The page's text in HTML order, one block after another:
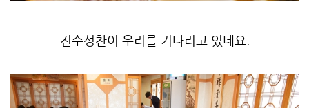
진수성찬이 우리를 기다리고 있네요.